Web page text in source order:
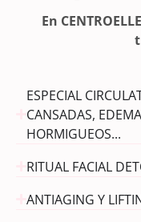
En
ESPECIAL
CANSADAS,
HORMIGUEOS...
RITUAL FACIAL
ANTIAGING Y